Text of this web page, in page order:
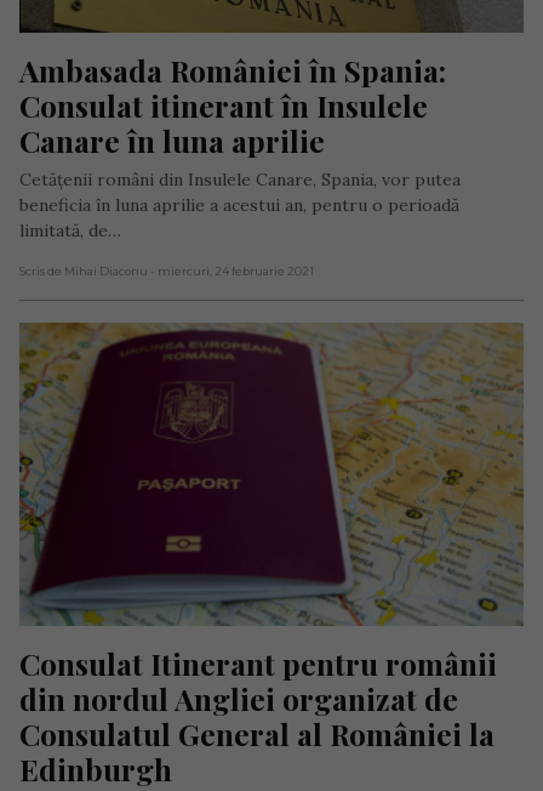
Ambasada României în Spania:
Consulat itinerant în Insulele
Canare în luna aprilie
Cetățenii români din Insulele Canare, Spania, vor putea
beneficia în luna aprilie a acestui an, pentru o perioadă
limitată, de…
Scris de Mihai Diaconu - miercuri, 24 februarie 2021
Consulat Itinerant pentru românii
din nordul Angliei organizat de
Consulatul General al României la
Edinburgh